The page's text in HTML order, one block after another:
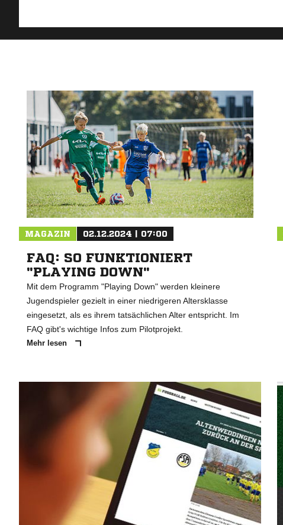
MAGAZIN 02.12.2024 | 07:00
FAQ: SO FUNKTIONIERT
"PLAYING DOWN"
Mit dem Programm "Playing Down" werden kleinere
Jugendspieler gezielt in einer niedrigeren Altersklasse
eingesetzt, als es ihrem tatsächlichen Alter entspricht. Im
FAQ gibt's wichtige Infos zum Pilotprojekt.
Mehr lesen